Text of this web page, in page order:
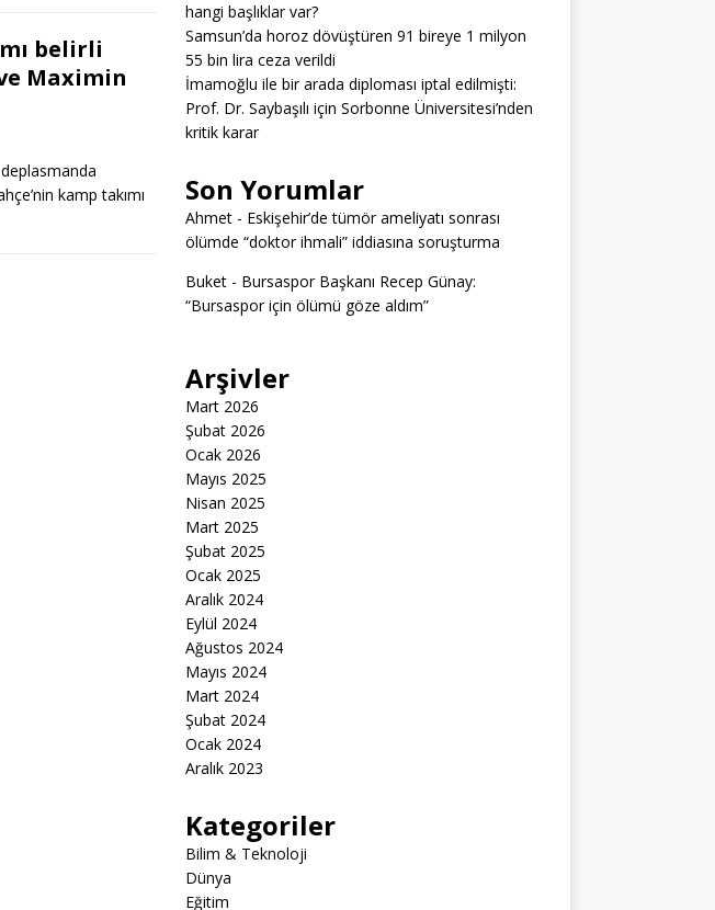
belirli
Maximin
kamp takımı
hangi başlıklar var?
Samsun’da horoz dövüştüren 91 bireye 1 milyon
55 bin lira ceza verildi
İmamoğlu ile bir arada diploması iptal edilmişti:
Prof. Dr. Saybaşılı için Sorbonne Üniversitesi’nden
kritik karar
Son Yorumlar
Ahmet- Eskişehir’de tümör ameliyatı sonrası
ölümde “doktor ihmali” iddiasına soruşturma
Buket- Bursaspor Başkanı Recep Günay:
“Bursaspor için ölümü göze aldım”
Arşivler
Mart 2026
Şubat 2026
Ocak 2026
Mayıs 2025
Nisan 2025
Mart 2025
Şubat 2025
Ocak 2025
Aralık 2024
Eylül 2024
Ağustos 2024
Mayıs 2024
Mart 2024
Şubat 2024
Ocak 2024
Aralık 2023
Kategoriler
Bilim & Teknoloji
Dünya
Eğitim